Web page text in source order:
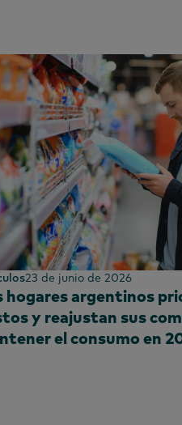
23 de junio de 2026
hogares argentinos
y reajustan sus
el consumo en